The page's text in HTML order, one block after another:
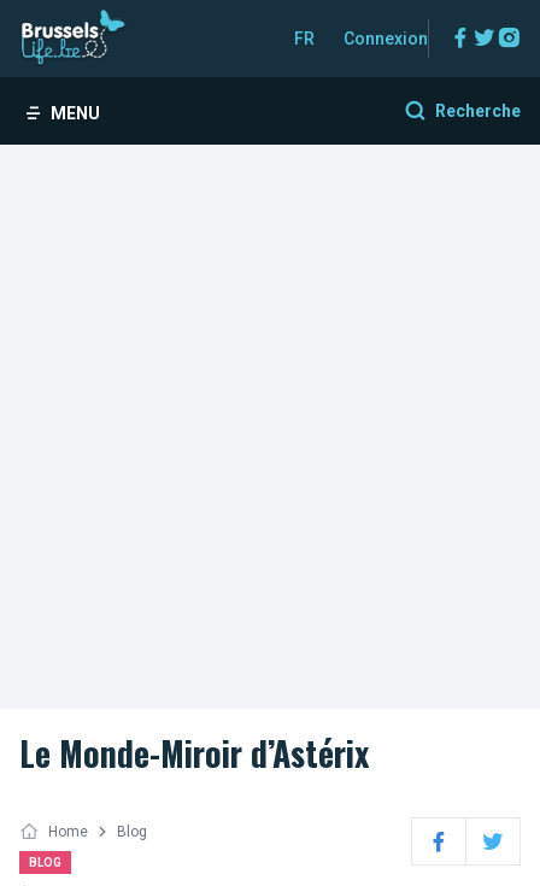
FR Connexion
MENU Recherche
Le Monde-Miroir d’Astérix
Home Blog
BLOG FacebookTwitter